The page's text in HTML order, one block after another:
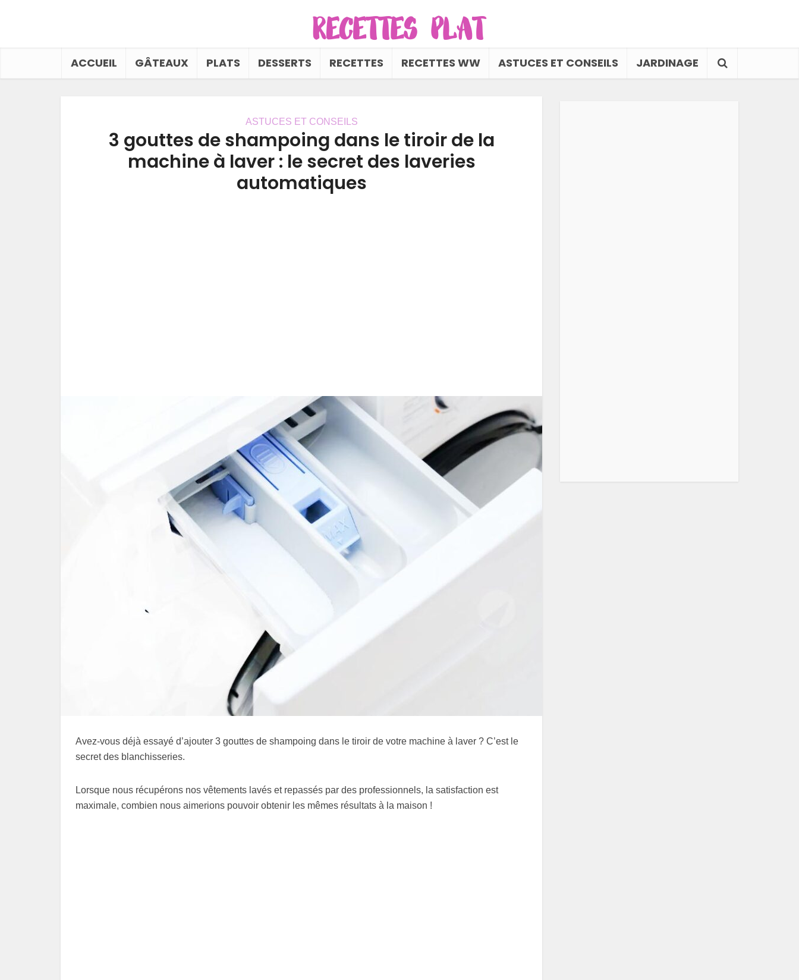
ACCUEIL GÂTEAUX PLATS DESSERTS RECETTES RECETTES WW ASTUCES ET CONSEILS JARDINAGE
ASTUCES ET CONSEILS
3 gouttes de shampoing dans le tiroir de la
machine à laver : le secret des laveries
automatiques
Avez-vous déjà essayé d’ajouter 3 gouttes de shampoing dans le tiroir de votre machine à laver ? C’est le
secret des blanchisseries.
Lorsque nous récupérons nos vêtements lavés et repassés par des professionnels, la satisfaction est
maximale, combien nous aimerions pouvoir obtenir les mêmes résultats à la maison !